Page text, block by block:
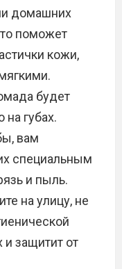
домашних
поможет
кожи,
будет
губах.
вам
специальным
и пыль.
на улицу, не
защитит от